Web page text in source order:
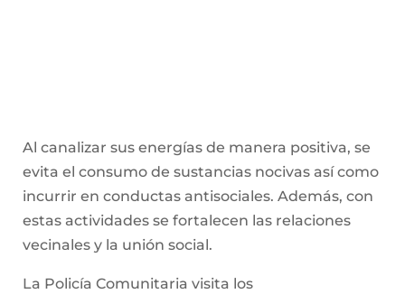
Al canalizar sus energías de manera positiva, se
evita el consumo de sustancias nocivas así como
incurrir en conductas antisociales. Además, con
estas actividades se fortalecen las relaciones
vecinales y la unión social.
La Policía Comunitaria visita los